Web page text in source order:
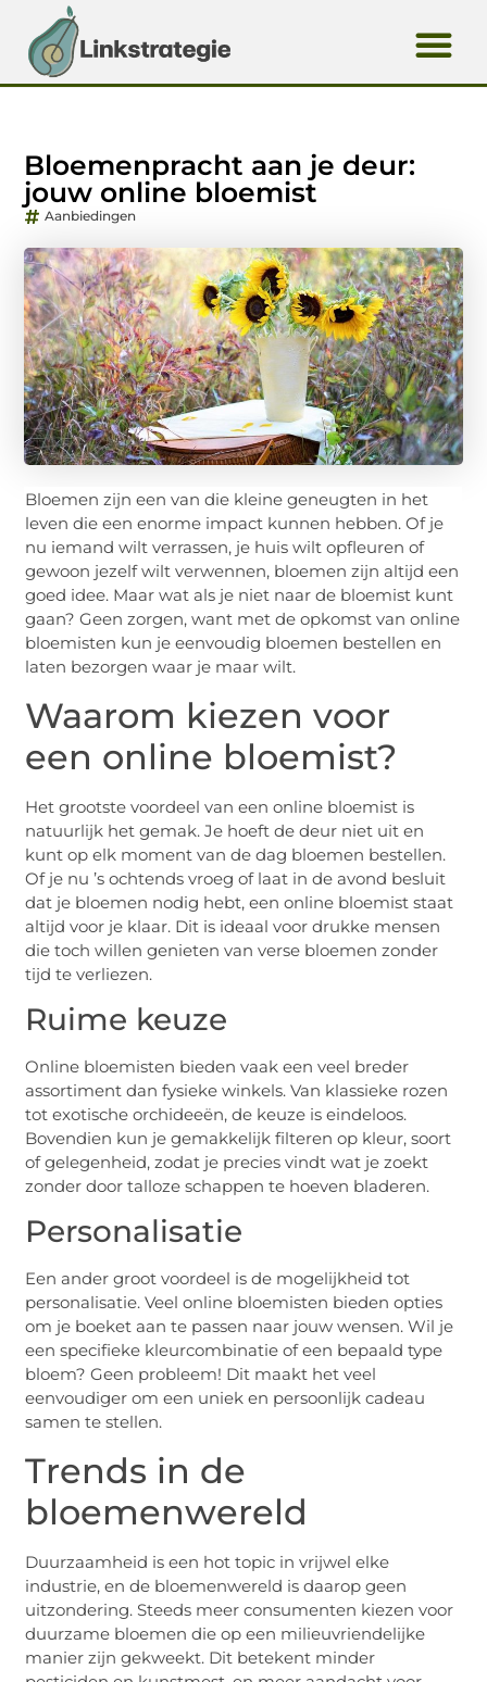
Bloemenpracht aan je deur:
jouw online bloemist
Aanbiedingen
Bloemen zijn een van die kleine geneugten in het
leven die een enorme impact kunnen hebben. Of je
nu iemand wilt verrassen, je huis wilt opfleuren of
gewoon jezelf wilt verwennen, bloemen zijn altijd een
goed idee. Maar wat als je niet naar de bloemist kunt
gaan? Geen zorgen, want met de opkomst van online
bloemisten kun je eenvoudig bloemen bestellen en
laten bezorgen waar je maar wilt.
Waarom kiezen voor
een online bloemist?
Het grootste voordeel van een online bloemist is
natuurlijk het gemak. Je hoeft de deur niet uit en
kunt op elk moment van de dag bloemen bestellen.
Of je nu ’s ochtends vroeg of laat in de avond besluit
dat je bloemen nodig hebt, een online bloemist staat
altijd voor je klaar. Dit is ideaal voor drukke mensen
die toch willen genieten van verse bloemen zonder
tijd te verliezen.
Ruime keuze
Online bloemisten bieden vaak een veel breder
assortiment dan fysieke winkels. Van klassieke rozen
tot exotische orchideeën, de keuze is eindeloos.
Bovendien kun je gemakkelijk filteren op kleur, soort
of gelegenheid, zodat je precies vindt wat je zoekt
zonder door talloze schappen te hoeven bladeren.
Personalisatie
Een ander groot voordeel is de mogelijkheid tot
personalisatie. Veel online bloemisten bieden opties
om je boeket aan te passen naar jouw wensen. Wil je
een specifieke kleurcombinatie of een bepaald type
bloem? Geen probleem! Dit maakt het veel
eenvoudiger om een uniek en persoonlijk cadeau
samen te stellen.
Trends in de
bloemenwereld
Duurzaamheid is een hot topic in vrijwel elke
industrie, en de bloemenwereld is daarop geen
uitzondering. Steeds meer consumenten kiezen voor
duurzame bloemen die op een milieuvriendelijke
manier zijn gekweekt. Dit betekent minder